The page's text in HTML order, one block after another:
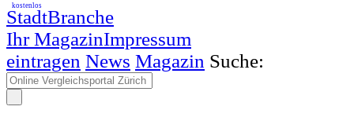
StadtBranche
Ihr MagazinImpressum
kostenlos
eintragen News Magazin Suche: